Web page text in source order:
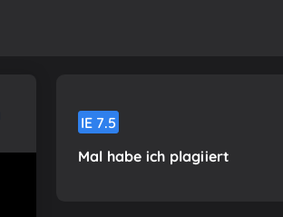
IE 7.5
Mal habe ich plagiiert